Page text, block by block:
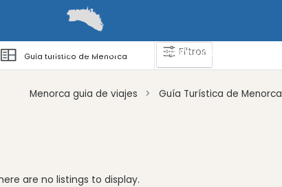
Guías Barcos Cómo llegar y desplazarse
Guía turístico de Menorca Filtros
Menorca guia de viajes Guía Turística de Menorca
are no listings to display.